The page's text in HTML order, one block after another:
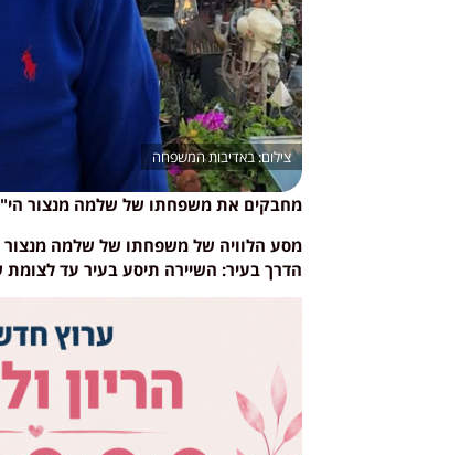
באדיבות המשפחה
מחבקים את משפחתו של שלמה מנצור
הדרך בעיר: השיירה תיסע בעיר עד לצומת